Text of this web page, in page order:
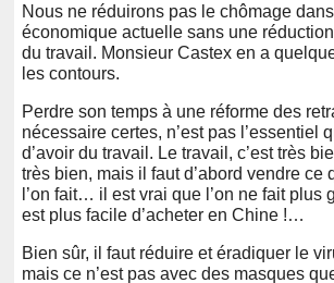
Nous ne réduirons pas le chômage
économique actuelle sans une
du travail. Monsieur Castex en a
les contours.
Perdre son temps à une réforme des
nécessaire certes, n’est pas l’essentiel
d’avoir du travail. Le travail, c’est très
très bien, mais il faut d’abord vendre ce
l’on fait… il est vrai que l’on ne fait plus
est plus facile d’acheter en Chine !…
Bien sûr, il faut réduire et éradiquer le
mais ce n’est pas avec des masques